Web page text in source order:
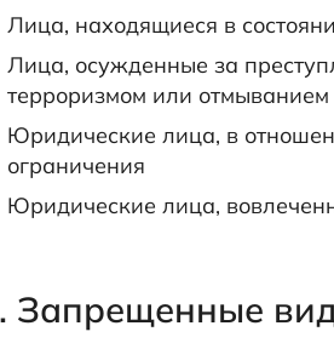
Лица, находящиеся в
Лица, осужденные за
терроризмом или отмыванием
Юридические лица, в
ограничения
Юридические лица,
Запрещенные